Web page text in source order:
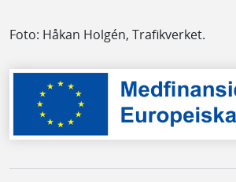
Foto: Håkan Holgén, Trafikverket.